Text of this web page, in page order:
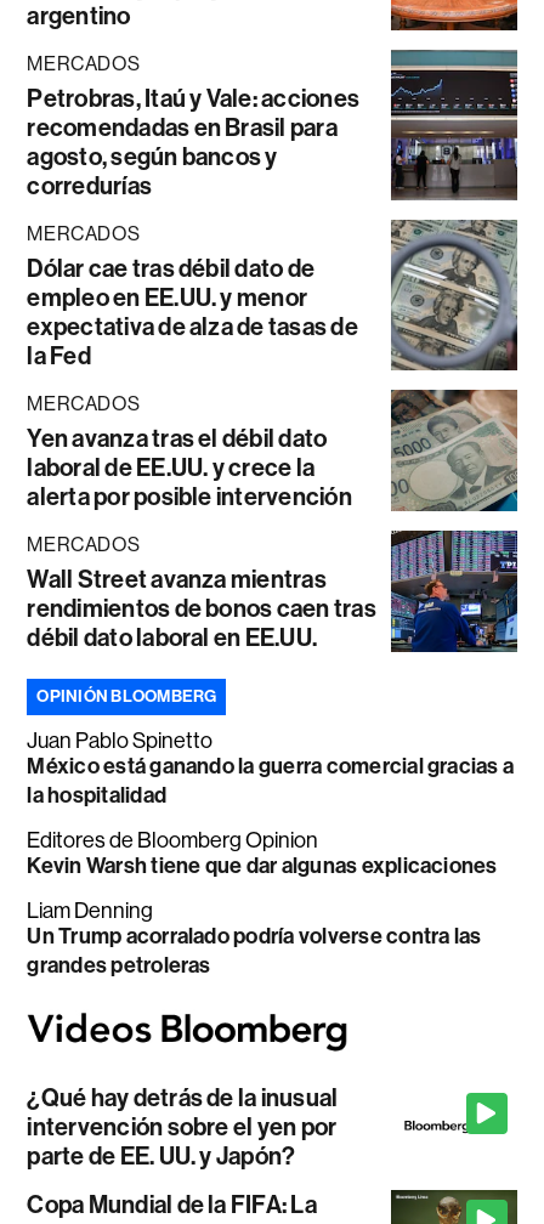
argentino
MERCADOS
Petrobras, Itaú y Vale: acciones
recomendadas en Brasil para
agosto, según bancos y
corredurías
MERCADOS
Dólar cae tras débil dato de
empleo en EE.UU. y menor
expectativa de alza de tasas de
la Fed
MERCADOS
Yen avanza tras el débil dato
laboral de EE.UU. y crece la
alerta por posible intervención
MERCADOS
Wall Street avanza mientras
rendimientos de bonos caen tras
débil dato laboral en EE.UU.
OPINIÓN BLOOMBERG
Juan Pablo Spinetto
México está ganando la guerra comercial gracias a
la hospitalidad
Editores de Bloomberg Opinion
Kevin Warsh tiene que dar algunas explicaciones
Liam Denning
Un Trump acorralado podría volverse contra las
grandes petroleras
¿Qué hay detrás de la inusual
intervención sobre el yen por
parte de EE. UU. y Japón?
Copa Mundial de la FIFA: La